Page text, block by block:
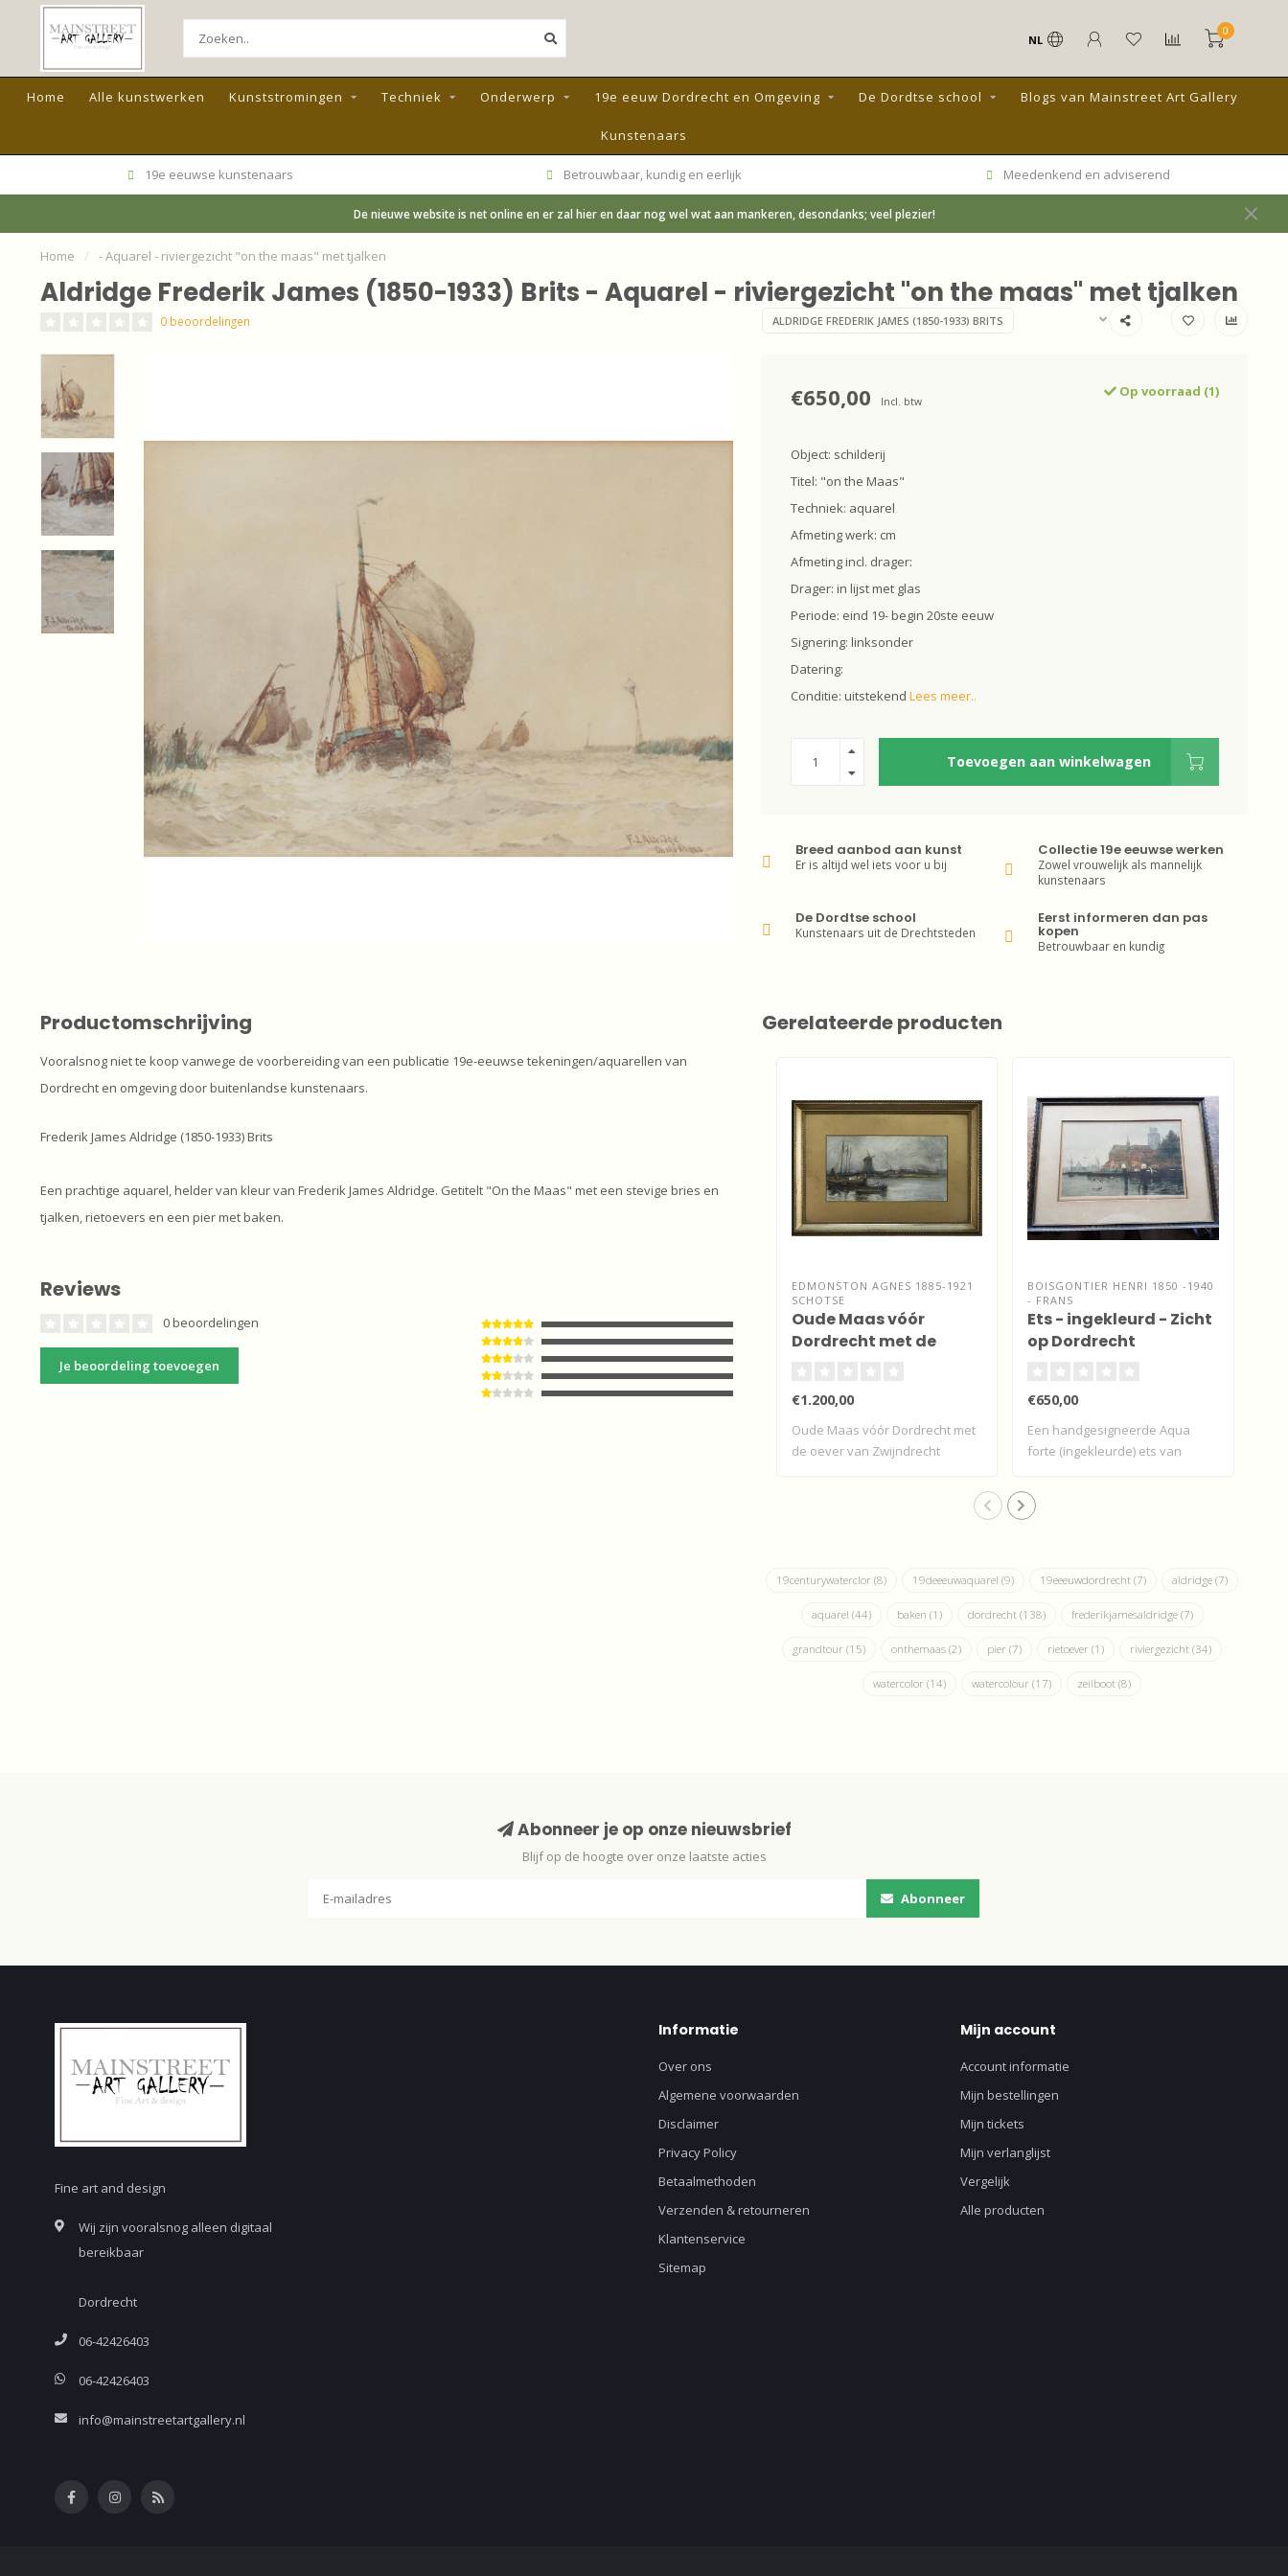
NL
0
Home Alle kunstwerken Kunststromingen Techniek Onderwerp 19e eeuw Dordrecht en Omgeving De Dordtse school Blogs van Mainstreet Art Gallery
Kunstenaars
19e eeuwse kunstenaars Betrouwbaar, kundig en eerlijk Meedenkend en adviserend
De nieuwe website is net online en er zal hier en daar nog wel wat aan mankeren, desondanks; veel plezier!
Home / - Aquarel - riviergezicht "on the maas" met tjalken
Aldridge Frederik James (1850-1933) Brits - Aquarel - riviergezicht "on the maas" met tjalken
0 beoordelingen ALDRIDGE FREDERIK JAMES (1850-1933) BRITS
€650,00 Incl. btw
Op voorraad (1)
Object: schilderij
Titel: "on the Maas"
Techniek: aquarel
Afmeting werk: cm
Afmeting incl. drager:
Drager: in lijst met glas
Periode: eind 19- begin 20ste eeuw
Signering: linksonder
Datering:
Conditie: uitstekend Lees meer..
Toevoegen aan winkelwagen
Breed aanbod aan kunst
Er is altijd wel iets voor u bij
Collectie 19e eeuwse werken
Zowel vrouwelijk als mannelijk
kunstenaars
De Dordtse school
Kunstenaars uit de Drechtsteden
Eerst informeren dan pas
kopen
Betrouwbaar en kundig
Productomschrijving
Vooralsnog niet te koop vanwege de voorbereiding van een publicatie 19e-eeuwse tekeningen/aquarellen van
Dordrecht en omgeving door buitenlandse kunstenaars.
Frederik James Aldridge (1850-1933) Brits
Een prachtige aquarel, helder van kleur van Frederik James Aldridge. Getitelt "On the Maas" met een stevige bries en
tjalken, rietoevers en een pier met baken.
Reviews
0 beoordelingen
Je beoordeling toevoegen
Gerelateerde producten
EDMONSTON AGNES 1885-1921
SCHOTSE
Oude Maas vóór
Dordrecht met de
€1.200,00
Oude Maas vóór Dordrecht met
de oever van Zwijndrecht
BOISGONTIER HENRI 1850 -1940
- FRANS
Ets - ingekleurd - Zicht
op Dordrecht
€650,00
Een handgesigneerde Aqua
forte (ingekleurde) ets van
19centurywaterclor(8) 19deeeuwaquarel(9) 19eeeuwdordrecht(7) aldridge(7)
aquarel (44) baken (1) dordrecht (138) frederikjamesaldridge (7)
grandtour(15) onthemaas(2) pier(7) rietoever(1) riviergezicht(34)
watercolor(14) watercolour(17) zeilboot(8)
Abonneer je op onze nieuwsbrief
Blijf op de hoogte over onze laatste acties
Abonneer
Fine art and design
Wij zijn vooralsnog alleen digitaal
bereikbaar
Dordrecht
06-42426403
06-42426403
info@mainstreetartgallery.nl
Informatie
Over ons
Algemene voorwaarden
Disclaimer
Privacy Policy
Betaalmethoden
Verzenden & retourneren
Klantenservice
Sitemap
Mijn account
Account informatie
Mijn bestellingen
Mijn tickets
Mijn verlanglijst
Vergelijk
Alle producten